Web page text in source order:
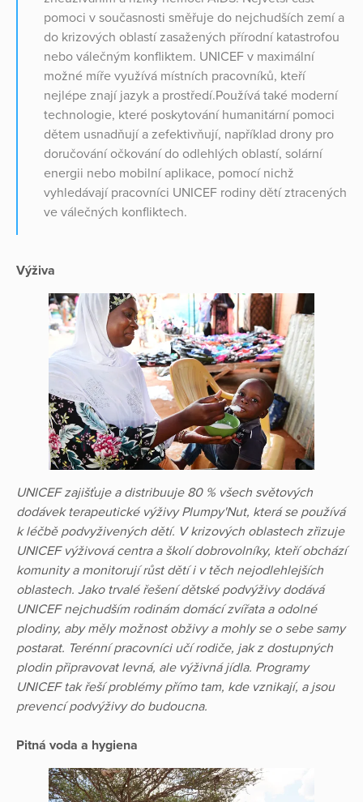
pomoci v současnosti směřuje do nejchudších zemí a
do krizových oblastí zasažených přírodní katastrofou
nebo válečným konfliktem. UNICEF v maximální
možné míře využívá místních pracovníků, kteří
nejlépe znají jazyk a prostředí.Používá také moderní
technologie, které poskytování humanitární pomoci
dětem usnadňují a zefektivňují, například drony pro
doručování očkování do odlehlých oblastí, solární
energii nebo mobilní aplikace, pomocí nichž
vyhledávají pracovníci UNICEF rodiny dětí ztracených
ve válečných konfliktech.
Výživa
UNICEF zajišťuje a distribuuje 80 % všech světových
dodávek terapeutické výživy Plumpy'Nut, která se používá
k léčbě podvyživených dětí. V krizových oblastech zřizuje
UNICEF výživová centra a školí dobrovolníky, kteří obchází
komunity a monitorují růst dětí i v těch nejodlehlejších
oblastech. Jako trvalé řešení dětské podvýživy dodává
UNICEF nejchudším rodinám domácí zvířata a odolné
plodiny, aby měly možnost obživy a mohly se o sebe samy
postarat. Terénní pracovníci učí rodiče, jak z dostupných
plodin připravovat levná, ale výživná jídla. Programy
UNICEF tak řeší problémy přímo tam, kde vznikají, a jsou
prevencí podvýživy do budoucna.
Pitná voda a hygiena